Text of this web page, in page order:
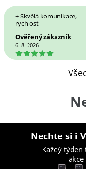
+ Skvělá komunikace,
rychlost
Ověřený zákazník
6. 8. 2026
5
Nechte si i
Každý